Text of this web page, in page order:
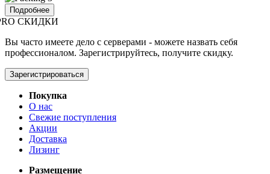
Подробнее
СКИДКИ
Вы часто имеете дело с серверами - можете назвать себя
профессионалом. Зарегистрируйтесь, получите скидку.
Зарегистрироваться
Покупка
О нас
Свежие поступления
Акции
Доставка
Лизинг
Размещение